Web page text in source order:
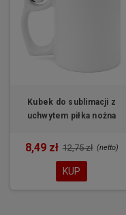
Kubek do sublimacji z
uchwytem piłka nożna
8,49 zł 12,75 zł (netto)
KUP